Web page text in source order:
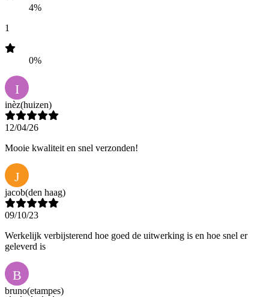
4%
1
0%
I
inèz(huizen)
12/04/26
Mooie kwaliteit en snel verzonden!
J
jacob(den haag)
09/10/23
Werkelijk verbijsterend hoe goed de uitwerking is en hoe snel er
geleverd is
B
bruno(etampes)